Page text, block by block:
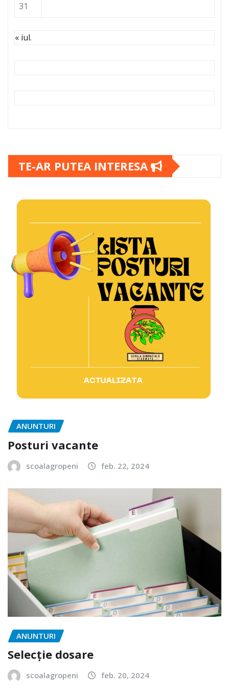
31
« iul.
TE-AR PUTEA INTERESA
ANUNTURI
Posturi vacante
scoalagropeni feb. 22, 2024
ANUNTURI
Selecție dosare
scoalagropeni feb. 20, 2024